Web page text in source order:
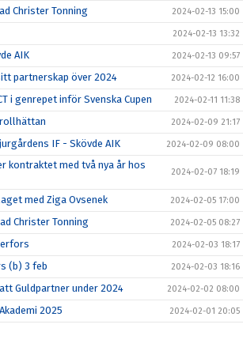
Christer Tonning 2024-02-13 15:00
2024-02-13 13:32
AIK 2024-02-13 09:57
partnerskap över 2024 2024-02-12 16:00
i genrepet inför Svenska Cupen 2024-02-11 11:38
2024-02-09 21:17
IF - Skövde AIK 2024-02-09 08:00
kontraktet med två nya år hos
2024-02-07 18:19
med Ziga Ovsenek 2024-02-05 17:00
Christer Tonning 2024-02-05 08:27
2024-02-03 18:17
(b) 3 feb 2024-02-03 18:16
Guldpartner under 2024 2024-02-02 08:00
2025 2024-02-01 20:05